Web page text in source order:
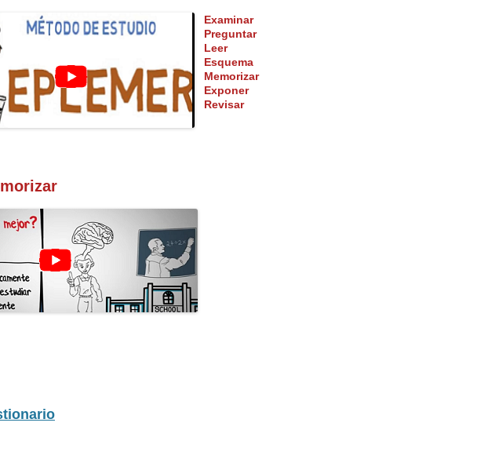
Examinar
Preguntar
Leer
Esquema
Memorizar
Exponer
Revisar